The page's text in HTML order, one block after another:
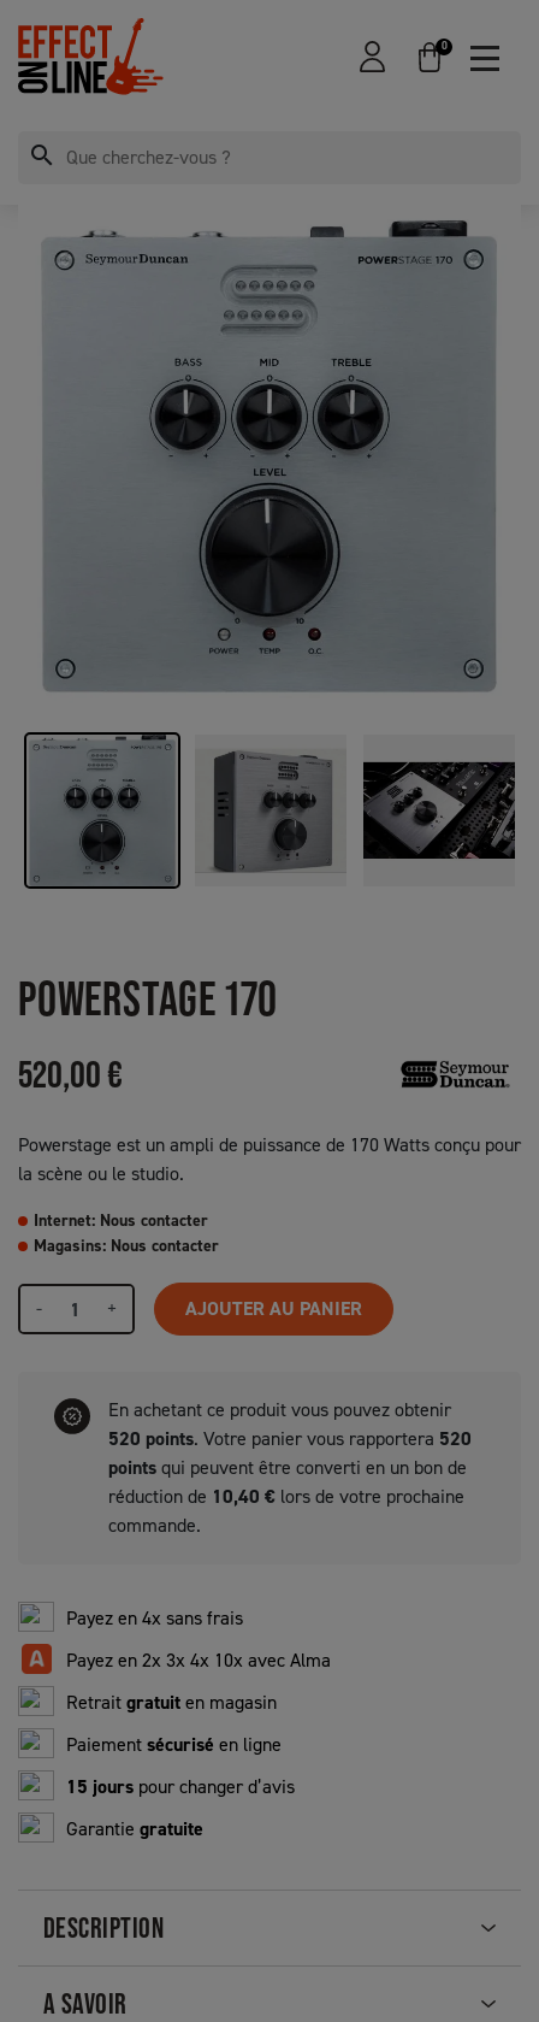
0
search
POWERSTAGE 170
520,00 €
Powerstage est un ampli de puissance de 170 Watts conçu pour
la scène ou le studio.
Internet: Nous contacter
Magasins: Nous contacter
- + AJOUTER AU PANIER
En achetant ce produit vous pouvez obtenir
520 points. Votre panier vous rapportera 520
pointsqui peuvent être converti en un bon de
réduction de 10,40 €lors de votre prochaine
commande.
Payez en 4x sans frais
Payez en 2x 3x 4x 10x avec Alma
Retraitgratuiten magasin
Paiementsécurisé en ligne
15 jours pour changer d’avis
Garantie gratuite
DESCRIPTION
A SAVOIR